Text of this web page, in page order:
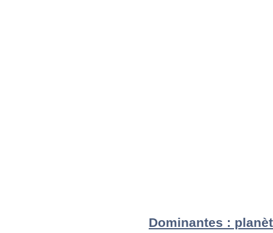
Dominantes :